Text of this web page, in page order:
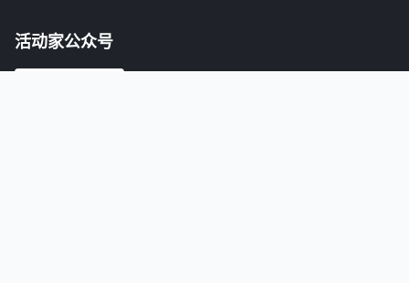
活动家公众号